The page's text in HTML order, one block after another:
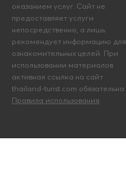
оказанием услуг. Сайт не
предоставляет услуги
непосредственно, а лишь
рекомендует информацию для
ознакомительных целей. При
использовании материалов
активная ссылка на сайт
thailand-turist.com обязательна.
Правила использования